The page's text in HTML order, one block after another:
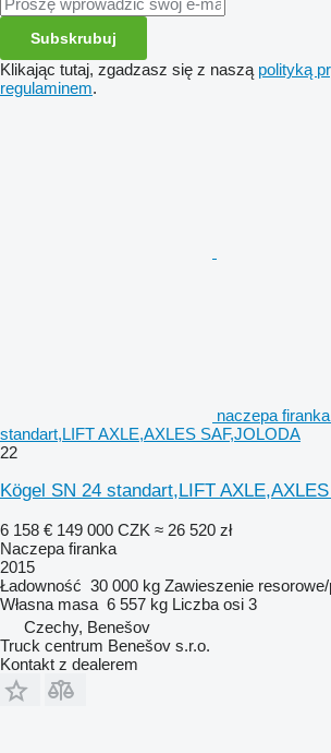
Subskrubuj
Klikając tutaj, zgadzasz się z naszą polityką
regulaminem.
naczepa
standart,LIFT AXLE,AXLES SAF,JOLODA
22
Kögel SN 24 standart,LIFT
6 158 € 149 000 CZK ≈ 26 520 zł
Naczepa firanka
2015
Ładowność 30 000 kg Zawieszenie
Własna masa 6 557 kg Liczba osi 3
Czechy, Benešov
Truck centrum Benešov s.r.o.
Kontakt z dealerem